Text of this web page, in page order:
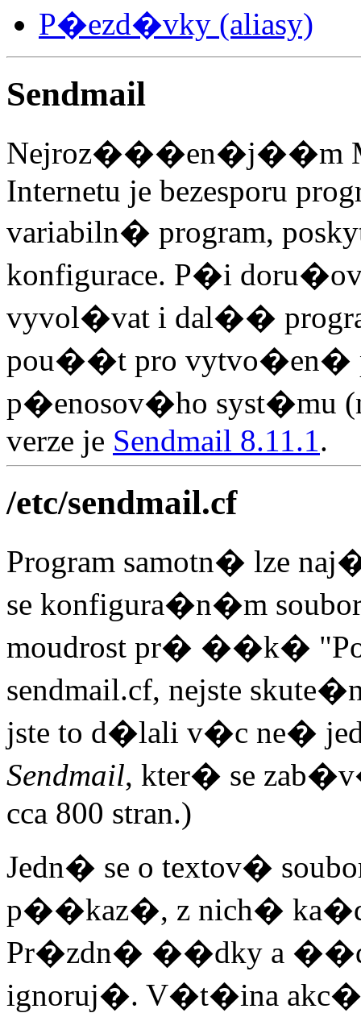
P�ezd�vky (aliasy)
Sendmail
Nejroz���en�j��m
Internetu je bezesporu
variabiln� program,
konfigurace. P�i
vyvol�vat i dal��
pou��t pro
p�enosov�ho syst�mu
verze je Sendmail 8.11.1.
/etc/sendmail.cf
Program samotn� lze
se konfigura�n�m
moudrost pr� ��k�
sendmail.cf, nejste
jste to d�lali v�c ne�
Sendmail, kter� se
cca 800 stran.)
Jedn� se o textov�
p��kaz�, z nich�
Pr�zdn� ��dky a
ignoruj�. V�t�ina akc�